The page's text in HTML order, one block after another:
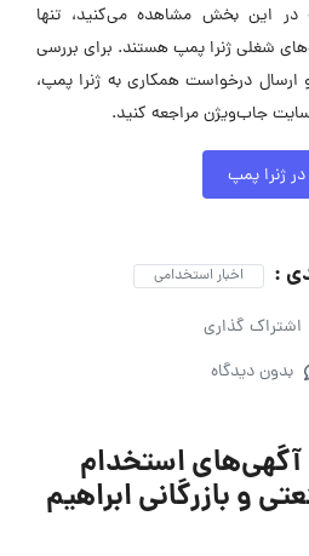
این بخش مشاهده می‌کنید، تنها
شغلی ژنرا پمپ هستند. برای بررسی
درخواست همکاری به ژنرا پمپ،
جاب‌ویژن مراجعه کنید.
ژنرا پمپ
: اخبار استخدامی
اشتراک گذاری
بدون دیدگاه
استخدام
و بازرگانی ابراهیم